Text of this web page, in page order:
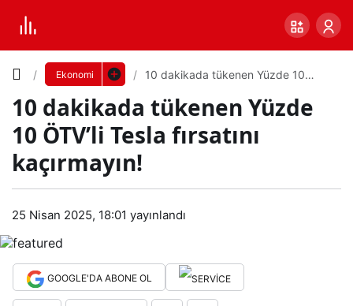
Ekonomi
10 dakikada tükenen Yüzde 10
10 dakikada tükenen Yüzde
10 ÖTV’li Tesla fırsatını
kaçırmayın!
25 Nisan 2025, 18:01 yayınlandı
GOOGLE'DA ABONE OL
10
daki
kad
a
Yazı
Boyutunu
Ayarla
Varsayılana
0 PAYLAŞ